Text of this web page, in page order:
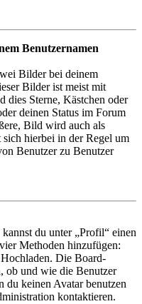
Benutzernamen
Bilder bei deinem
Bilder ist meist mit
dies Sterne, Kästchen oder
deinen Status im Forum
Bild wird auch als
sich hierbei in der Regel um
Benutzer zu Benutzer
du unter „Profil“ einen
Methoden hinzufügen:
Die Board-
ob und wie die Benutzer
du keinen Avatar benutzen
kontaktieren.